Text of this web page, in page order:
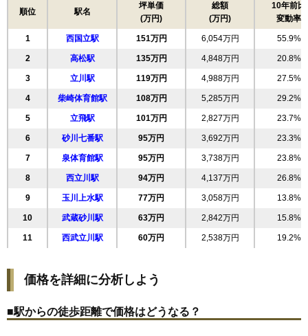
順位 駅名
坪単価
(万円)
総額
(万円)
10年前比
変動率
1 西国立駅 151万円 6,054万円 55.9%
2 高松駅 135万円 4,848万円 20.8%
3 立川駅 119万円 4,988万円 27.5%
4 柴崎体育館駅 108万円 5,285万円 29.2%
5 立飛駅 101万円 2,827万円 23.7%
6 砂川七番駅 95万円 3,692万円 23.3%
7 泉体育館駅 95万円 3,738万円 23.8%
8 西立川駅 94万円 4,137万円 26.8%
9 玉川上水駅 77万円 3,058万円 13.8%
10 武蔵砂川駅 63万円 2,842万円 15.8%
11 西武立川駅 60万円 2,538万円 19.2%
価格を詳細に分析しよう
■駅からの徒歩距離で価格はどうなる？